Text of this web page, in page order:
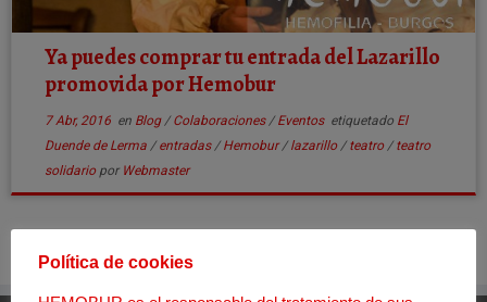
Ya puedes comprar tu entrada del Lazarillo
promovida por Hemobur
7 Abr, 2016en Blog/Colaboraciones/Eventos etiquetado El
Duende de Lerma /entradas/Hemobur/lazarillo /teatro /teatro
solidario por Webmaster
Política de cookies